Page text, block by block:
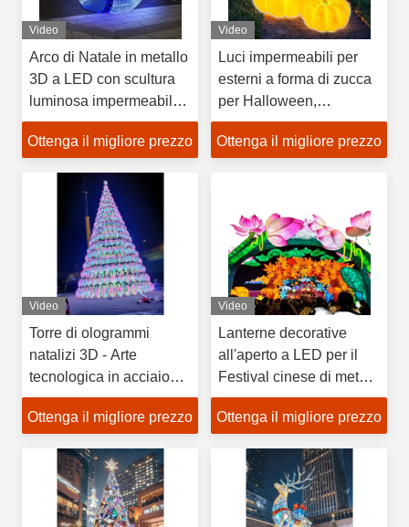
Video
Arco di Natale in metallo
3D a LED con scultura
luminosa impermeabile
IP65 per decorazioni
stradali personalizzabili
Ottenga il migliore prezzo
Video
Luci impermeabili per
esterni a forma di zucca
per Halloween,
illuminazione decorativa
per prato, portatile, per
Ottenga il migliore prezzo
Video
Torre di ologrammi
natalizi 3D - Arte
tecnologica in acciaio
inossidabile
all'avanguardia per uso
Ottenga il migliore prezzo
Video
Lanterne decorative
all'aperto a LED per il
Festival cinese di metà
autunno con disegni di
loto cinese vivaci
Ottenga il migliore prezzo